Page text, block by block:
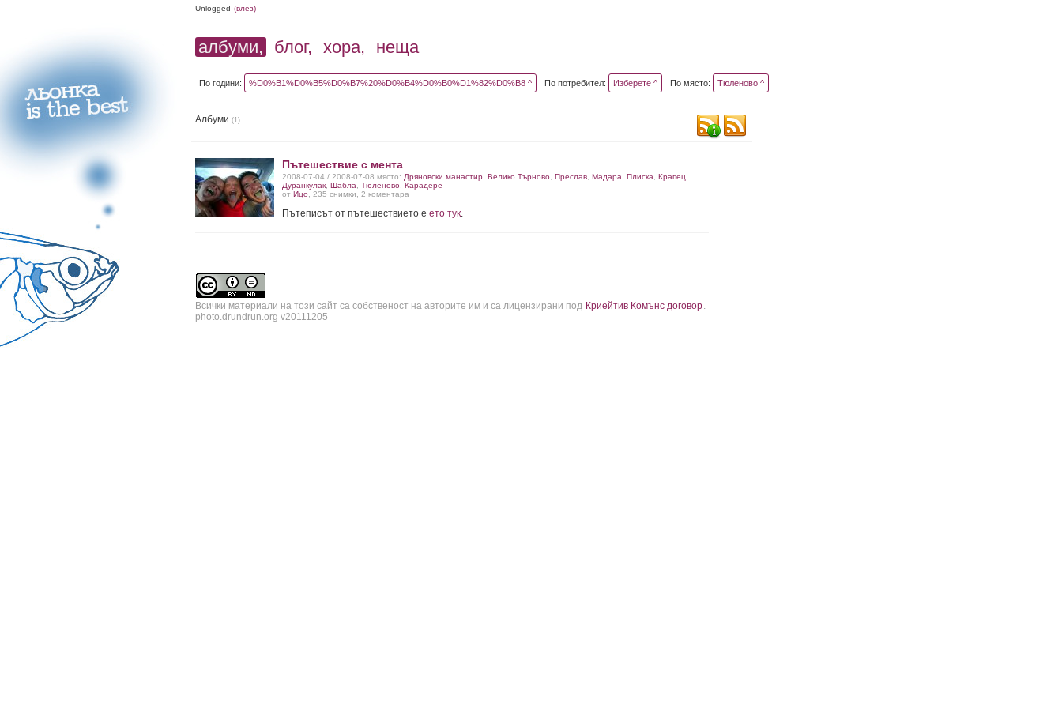
Unlogged (влез)
албуми, блог, хора, неща
По години: %D0%B1%D0%B5%D0%B7%20%D0%B4%D0%B0%D1%82%D0%B8 ^ По потребител: Изберете ^ По място: Тюленово ^
Албуми (1)
Пътешествие с мента
2008-07-04 / 2008-07-08 място: Дряновски манастир, Велико Търново, Преслав, Мадара Плиска Крапец
Дуранкулак, Шабла Тюленово, Карадере
от Ицо, 235 снимки, 2 коментара
Пътеписът от пътешествието е ето тук.
Всички материали на този сайт са собственост на авторите им и са лицензирани под Криейтив Комънс договор.
photo.drundrun.org v20111205